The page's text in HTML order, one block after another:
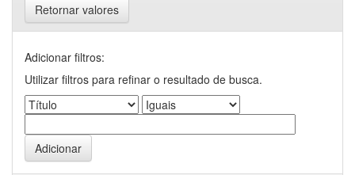
Retornar valores
Adicionar filtros:
Utilizar filtros para refinar o resultado de busca.